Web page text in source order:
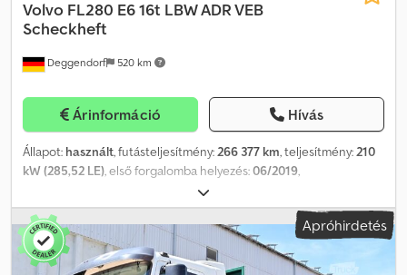
Deggendorf 520 km
Volvo FL280 E6 16t LBW ADR VEB
Scheckheft
Árinformáció Hívás
Állapot: használt, futásteljesítmény: 266 377 km, teljesítmény: 210
kW (285,52 LE) , első forgalomba helyezés:06/2019
, saját tömeg:
8 980 kg, össztömeg:16 000 kg, tengelyelrendezés:4x2,
tengelytáv:3 800 mm, fékek:motorfék, szín:zöld, vezetőfülke:
nappali fülke, hajtástípus: automata , kibocsátási osztály:
felfüggesztés:levegő, ülések száma:2, raktér hossza:5 300 mm
Apróhirdetés